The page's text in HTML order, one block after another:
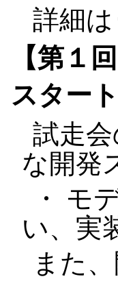
詳細は
【第
スタート
試走
な開発
・ モ
い、実
また